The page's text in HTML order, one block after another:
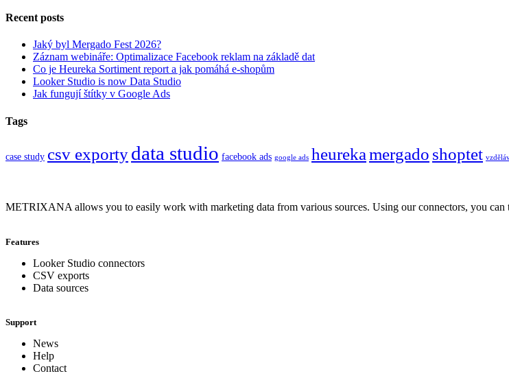
Recent posts
Jaký byl Mergado Fest 2026?
Záznam webináře: Optimalizace Facebook reklam na základě dat
Co je Heureka Sortiment report a jak pomáhá e-shopům
Looker Studio is now Data Studio
Jak fungují štítky v Google Ads
Tags
case study csv exportydata studio facebook ads google ads heurekamergado shoptet
METRIXANA allows you to easily work with marketing data from various sources. Using our connectors, you can
Features
Looker Studio connectors
CSV exports
Data sources
Support
News
Help
Contact